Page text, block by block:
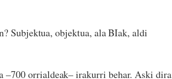
Subjektua, objektua, ala BIak, aldi
–700 orrialdeak– irakurri behar. Aski dira